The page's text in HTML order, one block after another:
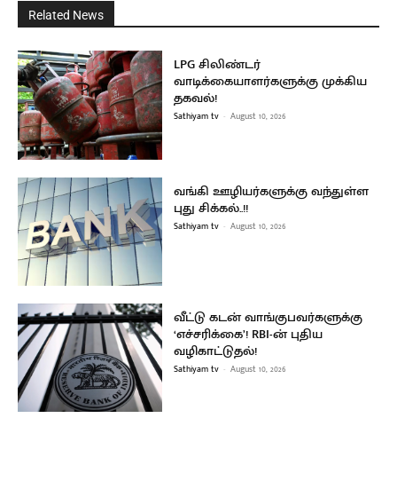
Related News
LPG சிலிண்டர்
வாடிக்கையாளர்களுக்கு முக்கிய
தகவல்!
Sathiyam tv - August 10, 2026
வங்கி ஊழியர்களுக்கு வந்துள்ள
புது சிக்கல்..!!
Sathiyam tv - August 10, 2026
வீட்டு கடன் வாங்குபவர்களுக்கு
‘எச்சரிக்கை’! RBI-ன் புதிய
வழிகாட்டுதல்!
Sathiyam tv - August 10, 2026